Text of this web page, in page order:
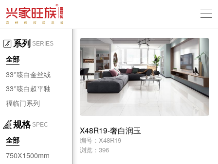
系列 SERIES
全部
33°臻白金丝绒
33°臻白超平釉
福临门系列
规格 SPEC
全部
750X1500mm
X48R19-奢白润玉
编号：X48R19
浏览：396